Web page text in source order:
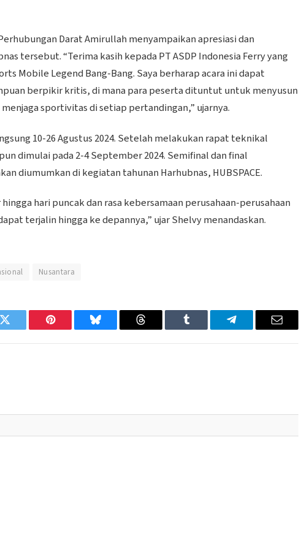
Darat Amirullah menyampaikan apresiasi dan
tersebut. “Terima kasih kepada PT ASDP Indonesia Ferry yang
Mobile Legend Bang-Bang. Saya berharap acara ini dapat
berpikir kritis, di mana para peserta dituntut untuk menyusun
sportivitas di setiap pertandingan,” ujarnya.
10-26 Agustus 2024. Setelah melakukan rapat teknikal
dimulai pada 2-4 September 2024. Semifinal dan final
diumumkan di kegiatan tahunan Harhubnas, HUBSPACE.
hari puncak dan rasa kebersamaan perusahaan-perusahaan
terjalin hingga ke depannya,” ujar Shelvy menandaskan.
Nusantara
Twitter Pinterest Bluesky Threads Tumblr Telegram Email